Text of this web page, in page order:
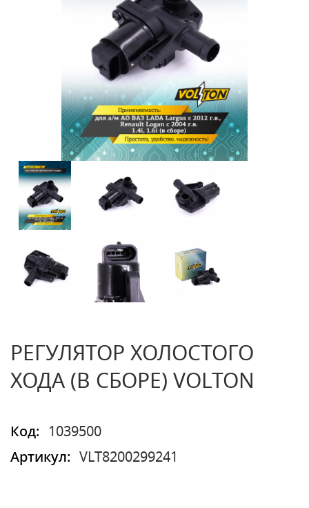
РЕГУЛЯТОР ХОЛОСТОГО
ХОДА (В СБОРЕ) VOLTON
Код:
1039500
Артикул:
VLT8200299241